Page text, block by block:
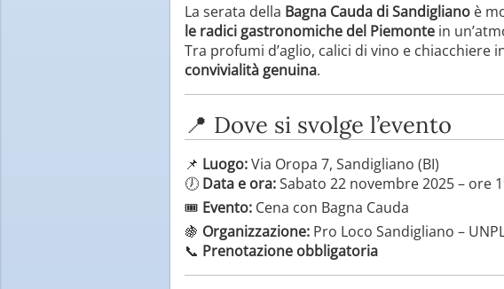
La serata della Bagna Cauda di Sandigliano è
le radici gastronomiche del Piemonte in
Tra profumi d’aglio, calici di vino e
convivialità genuina.
📍 Dove si svolge l’evento
📌 Luogo:Via Oropa 7, Sandigliano (BI)
🕖 Data e ora:Sabato 22 novembre 2025 – ore
🎟️ Evento: Cena con Bagna Cauda
🍇 Organizzazione: Pro Loco Sandigliano –
📞 Prenotazione obbligatoria